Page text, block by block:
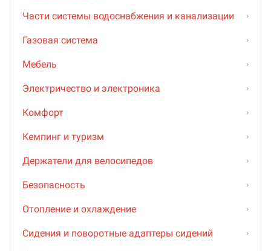
Части системы водоснабжения и канализации
Газовая система
Мебель
Электричество и электроника
Комфорт
Кемпинг и туризм
Держатели для велосипедов
Безопасность
Отопление и охлаждение
Сидения и поворотные адаптеры сидений